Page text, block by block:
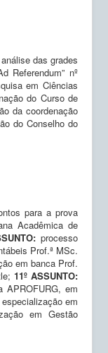
das grades
Referendum” nº
em Ciências
do Curso de
da coordenação
do Conselho do
para a prova
Acadêmica de
processo
Prof.ª MSc.
em banca Prof.
11º ASSUNTO:
APROFURG, em
em
em Gestão